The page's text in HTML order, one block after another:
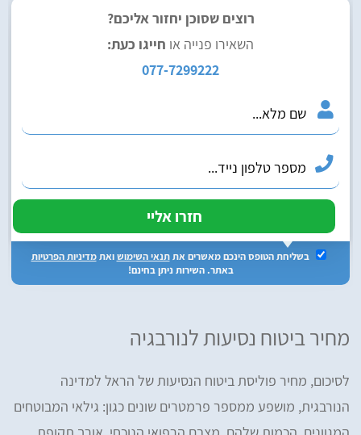
רוצים שסוכן יחזור אליכם?
השאירו פנייה או חייגו כעת:
077-7299222
בשליחת הטופס הינכם מאשרים אתתנאי השימושואתמדיניות הפרטיות
באתר. השירות ניתן בחינם!
מחיר ביטוח נסיעות לנורבגיה
לסיכום, מחיר פוליסת ביטוח הנסיעות של הראל למדינה
הנורבגית, מושפע ממספר פרמטרים שונים כגון: גילאי המבוטחים